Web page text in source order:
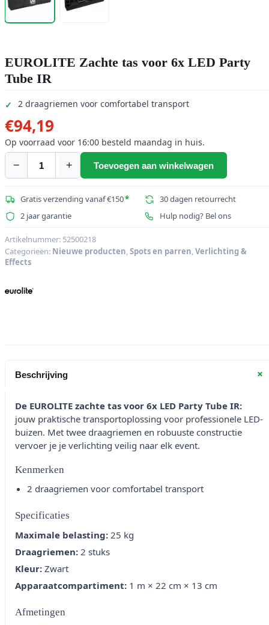
EUROLITE Zachte tas voor 6x LED Party
Tube IR
2 draagriemen voor comfortabel transport
€94,19
Op voorraad voor 16:00 besteld maandag in huis.
−
EUROLITE
tas
voor
LED
Party
+ Toevoegen aan winkelwagen
Gratis verzending vanaf €150*
30 dagen retourrecht
2 jaar garantie
Hulp nodig? Bel ons
Artikelnummer: 52500218
Categorieën: Nieuwe producten,Spots en parren,Verlichting &
Effects
Beschrijving +
De EUROLITE zachte tas voor 6x LED Party Tube IR:
jouw praktische transportoplossing voor professionele LED-
buizen. Met twee draagriemen en robuuste constructie
vervoer je je verlichting veilig naar elk event.
Kenmerken
2 draagriemen voor comfortabel transport
Specificaties
Maximale belasting: 25 kg
Draagriemen: 2 stuks
Kleur: Zwart
Apparaatcompartiment: 1 m × 22 cm × 13 cm
Afmetingen